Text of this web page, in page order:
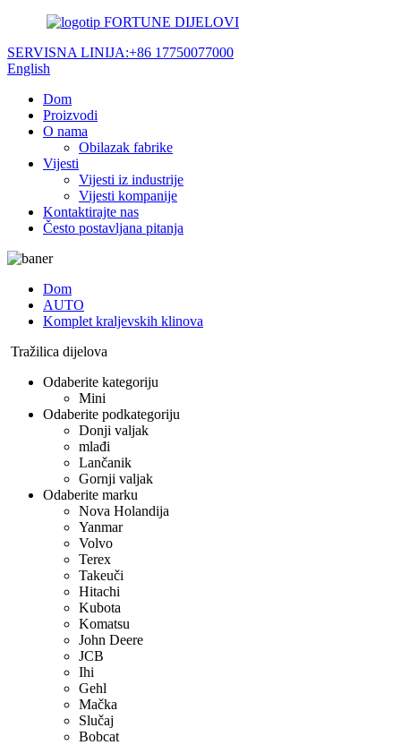
FORTUNE DIJELOVI
SERVISNA LINIJA:+86 17750077000
English
Dom
Proizvodi
O nama
Obilazak fabrike
Vijesti
Vijesti iz industrije
Vijesti kompanije
Kontaktirajte nas
Često postavljana pitanja
Dom
AUTO
Komplet kraljevskih klinova
Tražilica dijelova
Odaberite kategoriju
Mini
Odaberite podkategoriju
Donji valjak
mlađi
Lančanik
Gornji valjak
Odaberite marku
Nova Holandija
Yanmar
Volvo
Terex
Takeuči
Hitachi
Kubota
Komatsu
John Deere
JCB
Ihi
Gehl
Mačka
Slučaj
Bobcat